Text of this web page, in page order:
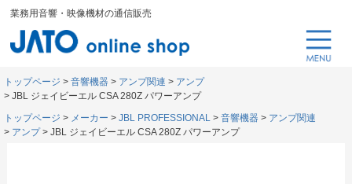
業務用音響・映像機材の通信販売
トップページ 音響機器 アンプ関連
アンプ
JBL ジェイビーエル CSA 280Z パワーアンプ
トップページ
メーカー JBL PROFESSIONAL 音響機器
アンプ関連
アンプ
JBL ジェイビーエル CSA 280Z パワーアンプ